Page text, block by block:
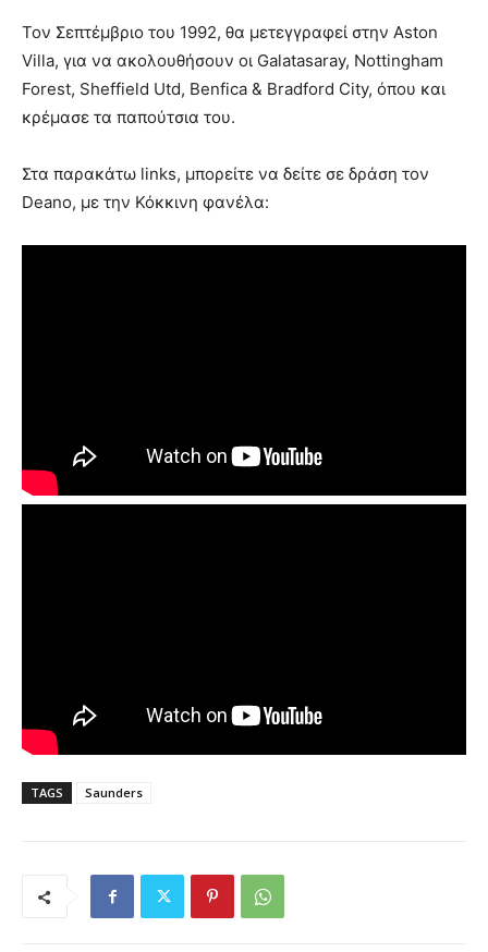
Τον Σεπτέμβριο του 1992, θα μετεγγραφεί στην Aston
Villa, για να ακολουθήσουν οι Galatasaray, Nottingham
Forest, Sheffield Utd, Benfica & Bradford City, όπου και
κρέμασε τα παπούτσια του.
Στα παρακάτω links, μπορείτε να δείτε σε δράση τον
Deano, με την Κόκκινη φανέλα:
TAGS Saunders